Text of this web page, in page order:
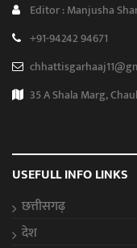
Editor : Manjusha
+91-94242 94671
35 A Shala Marg,
USEFULL INFO LINKS
छत्तीसगढ़
देश